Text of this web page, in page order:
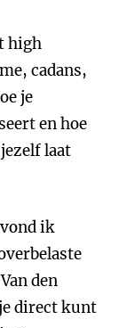
high
cadans,
je
en hoe
laat
ik
den
direct kunt